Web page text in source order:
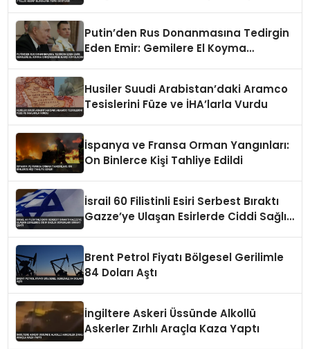
Putin’den Rus Donanmasına Tedirgin
Eden Emir: Gemilere El Koyma
Husiler Suudi Arabistan’daki Aramco
Tesislerini Füze ve İHA’larla Vurdu
İspanya ve Fransa Orman Yangınları:
On Binlerce Kişi Tahliye Edildi
İsrail 60 Filistinli Esiri Serbest Bıraktı
Gazze’ye Ulaşan Esirlerde Ciddi Sağlık
Brent Petrol Fiyatı Bölgesel Gerilimle
84 Doları Aştı
İngiltere Askeri Üssünde Alkollü
Askerler Zırhlı Araçla Kaza Yaptı